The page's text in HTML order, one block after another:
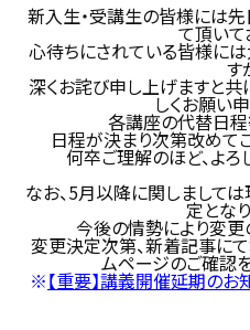
新入生・受講生の皆様には先
て頂いて
心待ちにされている皆様に
す
深くお詫び申し上げますと共
しくお願い
各講座の代替日程
日程が決まり次第改めて
何卒ご理解のほど、よろ
なお、5月以降に関しまして
定とな
今後の情勢により変更
変更決定次第、新着記事に
ムページのご確認
※【重要】講義開催延期のお